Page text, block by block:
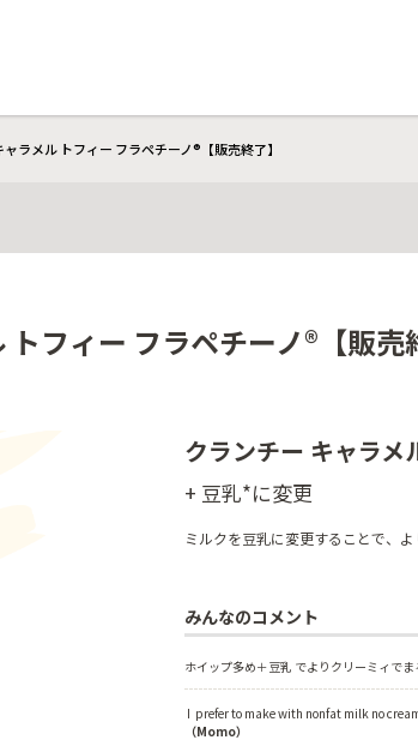
ラメル トフィー フラペチーノ®【販売終了】
フィー フラペチーノ®【販売
クランチー キャラメ
+ 豆乳*に変更
ミルクを豆乳に変更することで、よ
みんなのコメント
ホイップ多め＋豆乳 でよりクリーミィでま
I  prefer to make with nonfat milk no
（Momo）